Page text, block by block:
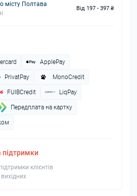
місту Полтава
Від 197 - 397 ₴
ApplePay
PrivatPay MonoCredit
FUIBCredit LiqPay
Передплата на картку
клієнтів